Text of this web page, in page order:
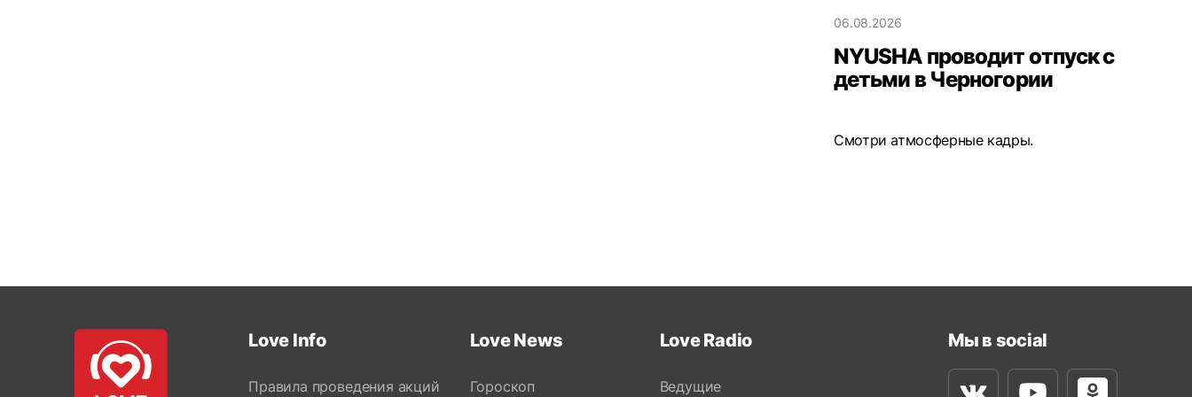
06.08.2026
NYUSHA проводит отпуск с
детьми в Черногории
Смотри атмосферные кадры.
Love Info
Правила проведения акций
Love News
Гороскоп
Love Radio
Ведущие
Мы в social